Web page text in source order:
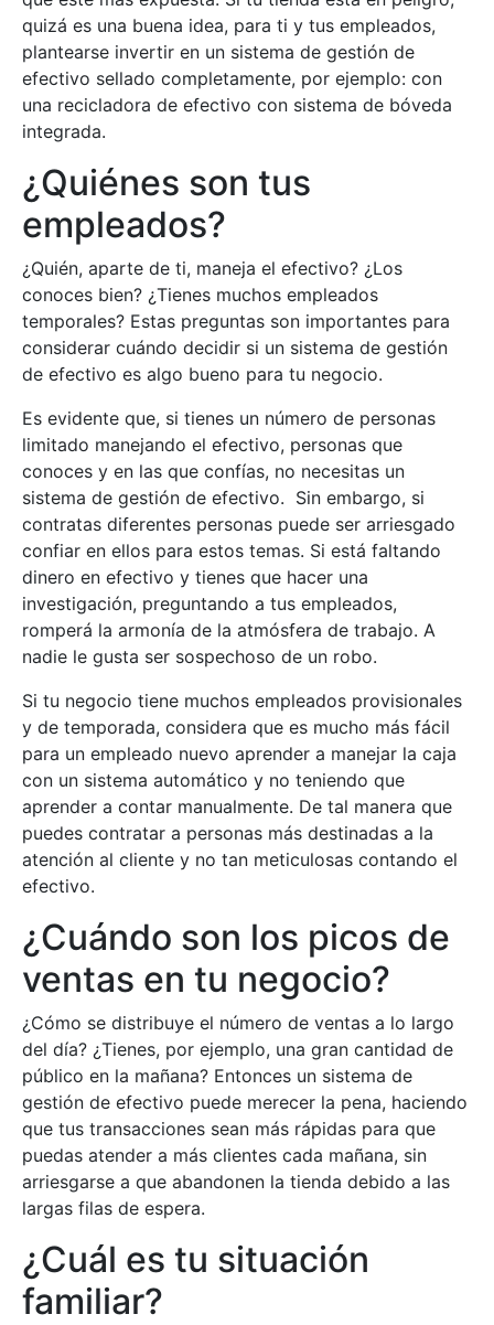
quizá es una buena idea, para ti y tus empleados,
plantearse invertir en un sistema de gestión de
efectivo sellado completamente, por ejemplo: con
una recicladora de efectivo con sistema de bóveda
integrada.
¿Quiénes son tus
empleados?
¿Quién, aparte de ti, maneja el efectivo? ¿Los
conoces bien? ¿Tienes muchos empleados
temporales? Estas preguntas son importantes para
considerar cuándo decidir si un sistema de gestión
de efectivo es algo bueno para tu negocio.
Es evidente que, si tienes un número de personas
limitado manejando el efectivo, personas que
conoces y en las que confías, no necesitas un
sistema de gestión de efectivo. Sin embargo, si
contratas diferentes personas puede ser arriesgado
confiar en ellos para estos temas. Si está faltando
dinero en efectivo y tienes que hacer una
investigación, preguntando a tus empleados,
romperá la armonía de la atmósfera de trabajo. A
nadie le gusta ser sospechoso de un robo.
Si tu negocio tiene muchos empleados provisionales
y de temporada, considera que es mucho más fácil
para un empleado nuevo aprender a manejar la caja
con un sistema automático y no teniendo que
aprender a contar manualmente. De tal manera que
puedes contratar a personas más destinadas a la
atención al cliente y no tan meticulosas contando el
efectivo.
¿Cuándo son los picos de
ventas en tu negocio?
¿Cómo se distribuye el número de ventas a lo largo
del día? ¿Tienes, por ejemplo, una gran cantidad de
público en la mañana? Entonces un sistema de
gestión de efectivo puede merecer la pena, haciendo
que tus transacciones sean más rápidas para que
puedas atender a más clientes cada mañana, sin
arriesgarse a que abandonen la tienda debido a las
largas filas de espera.
¿Cuál es tu situación
familiar?